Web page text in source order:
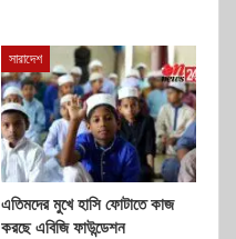
সারাদেশ
এতিমদের মুখে হাসি ফোটাতে কাজ
করছে এবিজি ফাউন্ডেশন